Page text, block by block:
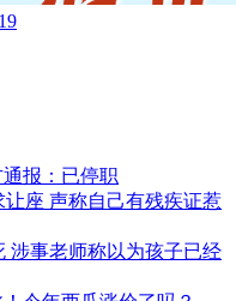
报：已停职
座 声称自己有残疾证惹
涉事老师称以为孩子已经